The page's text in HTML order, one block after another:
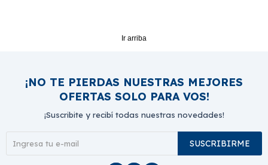
Ir arriba
¡NO TE PIERDAS NUESTRAS MEJORES
OFERTAS SOLO PARA VOS!
¡Suscribite y recibí todas nuestras novedades!
SUSCRIBIRME